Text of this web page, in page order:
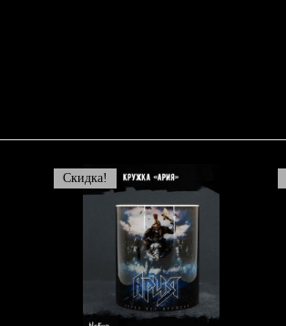
Скидка!